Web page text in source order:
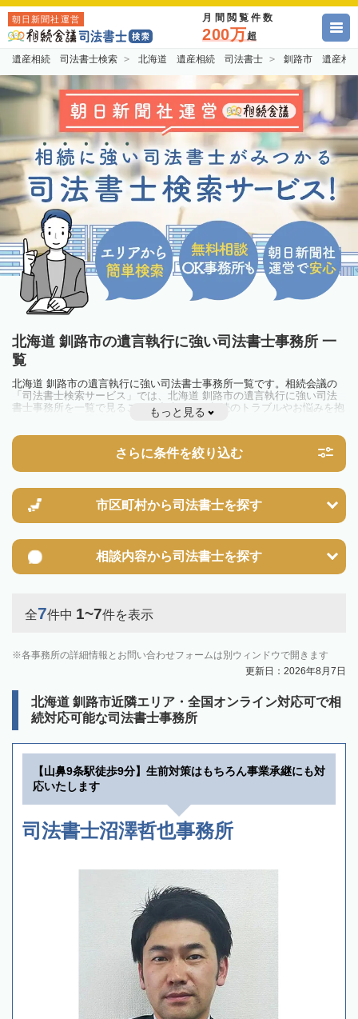
朝日新聞社運営 月間閲覧件数
200万超
遺産相続 司法書士検索 北海道 遺産相続 司法書士 釧路市 遺産相
北海道 釧路市の遺言執行に強い司法書士事務所 一
覧
北海道 釧路市の遺言執行に強い司法書士事務所一覧です。相続会議の
「司法書士検索サービス」では、北海道 釧路市の遺言執行に強い司法
書士事務所を一覧で見ることが出来ます。相続のトラブルやお悩みを抱
えている方は一度近隣の司法書士に相談してみましょう。
もっと見る
さらに条件を絞り込む
市区町村から司法書士を探す
相談内容から司法書士を探す
全7件中 1~7件を表示
各事務所の詳細情報とお問い合わせフォームは別ウィンドウで開きます
更新日：2026年8月7日
北海道 釧路市近隣エリア・全国オンライン対応可で相
続対応可能な司法書士事務所
【山鼻9条駅徒歩9分】生前対策はもちろん事業承継にも対
応いたします
司法書士沼澤哲也事務所